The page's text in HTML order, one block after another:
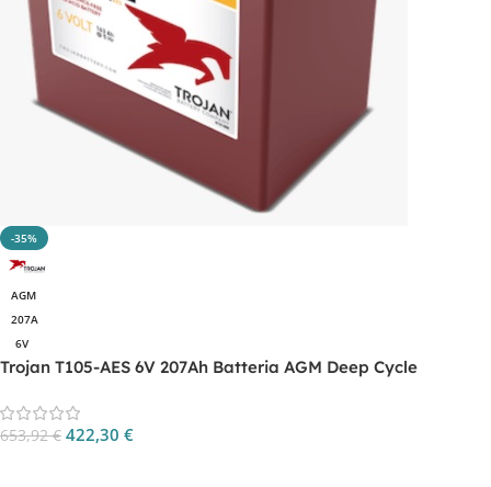
-35%
AGM
207A
6V
Trojan T105-AES 6V 207Ah Batteria AGM Deep Cycle
653,92€ 422,30 €